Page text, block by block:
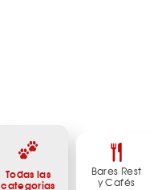
Todas las
categorias
Bares Rest
y Cafés